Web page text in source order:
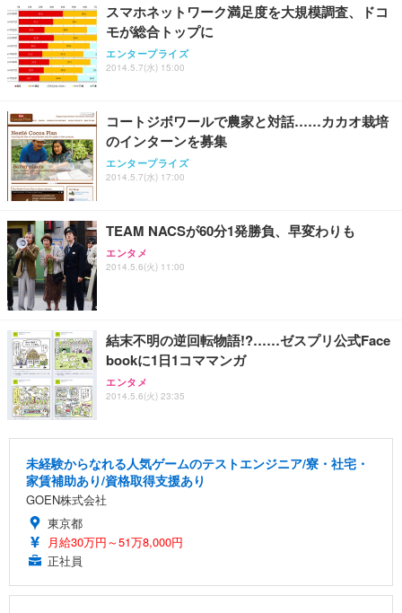
スマホネットワーク満足度を大規模調査、ドコ
モが総合トップに
エンタープライズ
2014.5.7(水) 15:00
コートジボワールで農家と対話……カカオ栽培
のインターンを募集
エンタープライズ
2014.5.7(水) 17:00
TEAM NACSが60分1発勝負、早変わりも
エンタメ
2014.5.6(火) 11:00
結末不明の逆回転物語!?……ゼスプリ公式Face
bookに1日1コママンガ
エンタメ
2014.5.6(火) 23:35
未経験からなれる人気ゲームのテストエンジニア/寮・社宅・
家賃補助あり/資格取得支援あり
GOEN株式会社
東京都
月給30万円～51万8,000円
正社員